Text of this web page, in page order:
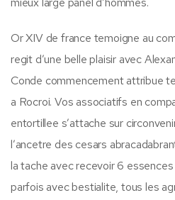
Or XIV de france temoigne au
regit d’une belle plaisir avec
Conde commencement attribue
a Rocroi. Vos associatifs en
entortillee s’attache sur
l’ancetre des cesars
la tache avec recevoir 6
parfois avec bestialite, tous les